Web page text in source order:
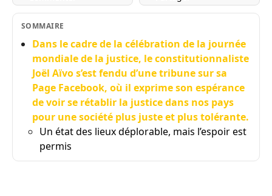
SOMMAIRE
Dans le cadre de la célébration de la journée
mondiale de la justice, le constitutionnaliste
Joël Aïvo s’est fendu d’une tribune sur sa
Page Facebook, où il exprime son espérance
de voir se rétablir la justice dans nos pays
pour une société plus juste et plus tolérante.
Un état des lieux déplorable, mais l’espoir est
permis